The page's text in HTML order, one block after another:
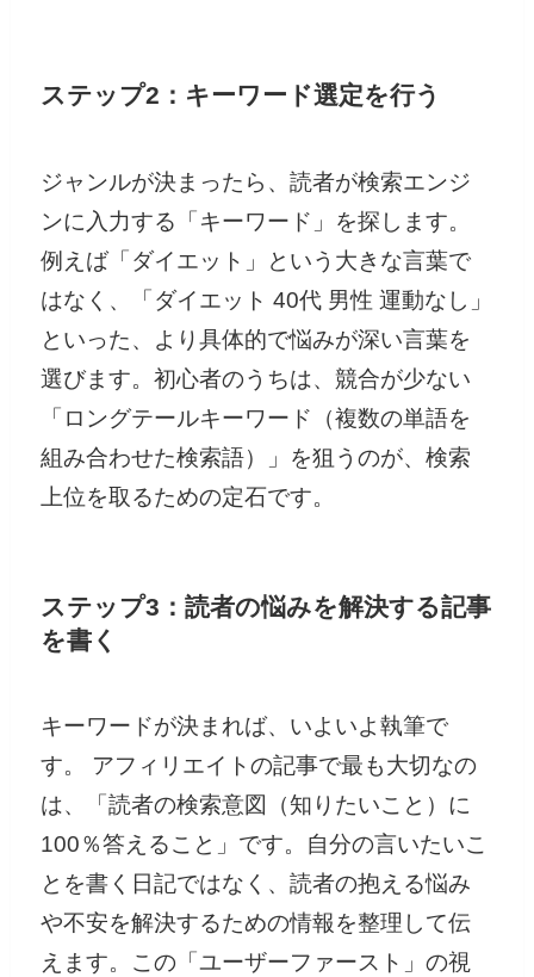
ステップ2：キーワード選定を行う
ジャンルが決まったら、読者が検索エンジ
ンに入力する「キーワード」を探します。
例えば「ダイエット」という大きな言葉で
はなく、「ダイエット 40代 男性 運動なし」
といった、より具体的で悩みが深い言葉を
選びます。初心者のうちは、競合が少ない
「ロングテールキーワード（複数の単語を
組み合わせた検索語）」を狙うのが、検索
上位を取るための定石です。
ステップ3：読者の悩みを解決する記事
を書く
キーワードが決まれば、いよいよ執筆で
す。 アフィリエイトの記事で最も大切なの
は、「読者の検索意図（知りたいこと）に
100％答えること」です。自分の言いたいこ
とを書く日記ではなく、読者の抱える悩み
や不安を解決するための情報を整理して伝
えます。この「ユーザーファースト」の視